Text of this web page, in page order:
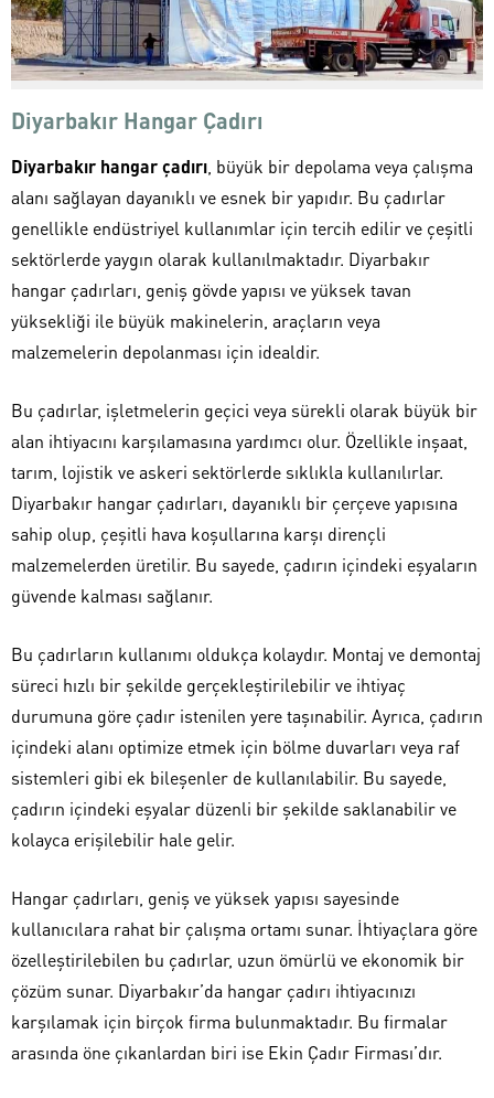
Diyarbakır Hangar Çadırı
Diyarbakır hangar çadırı , büyük bir depolama veya çalışma
alanı sağlayan dayanıklı ve esnek bir yapıdır. Bu çadırlar
genellikle endüstriyel kullanımlar için tercih edilir ve çeşitli
sektörlerde yaygın olarak kullanılmaktadır. Diyarbakır
hangar çadırları, geniş gövde yapısı ve yüksek tavan
yüksekliği ile büyük makinelerin, araçların veya
malzemelerin depolanması için idealdir.
Bu çadırlar, işletmelerin geçici veya sürekli olarak büyük bir
alan ihtiyacını karşılamasına yardımcı olur. Özellikle inşaat,
tarım, lojistik ve askeri sektörlerde sıklıkla kullanılırlar.
Diyarbakır hangar çadırları, dayanıklı bir çerçeve yapısına
sahip olup, çeşitli hava koşullarına karşı dirençli
malzemelerden üretilir. Bu sayede, çadırın içindeki eşyaların
güvende kalması sağlanır.
Bu çadırların kullanımı oldukça kolaydır. Montaj ve demontaj
süreci hızlı bir şekilde gerçekleştirilebilir ve ihtiyaç
durumuna göre çadır istenilen yere taşınabilir. Ayrıca, çadırın
içindeki alanı optimize etmek için bölme duvarları veya raf
sistemleri gibi ek bileşenler de kullanılabilir. Bu sayede,
çadırın içindeki eşyalar düzenli bir şekilde saklanabilir ve
kolayca erişilebilir hale gelir.
Hangar çadırları, geniş ve yüksek yapısı sayesinde
kullanıcılara rahat bir çalışma ortamı sunar. İhtiyaçlara göre
özelleştirilebilen bu çadırlar, uzun ömürlü ve ekonomik bir
çözüm sunar. Diyarbakır’da hangar çadırı ihtiyacınızı
karşılamak için birçok firma bulunmaktadır. Bu firmalar
arasında öne çıkanlardan biri ise Ekin Çadır Firması’dır.